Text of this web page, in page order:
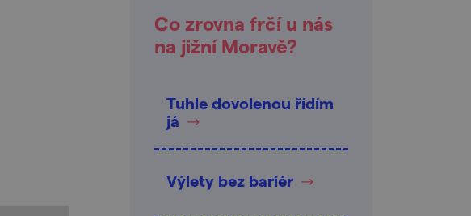
Co zrovna frčí u nás
na jižní Moravě?
Tuhle dovolenou řídím
já
Výlety bez bariér